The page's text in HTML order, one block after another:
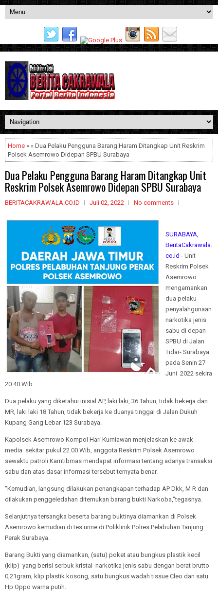
Home » » Dua Pelaku Pengguna Barang Haram Ditangkap Unit Reskrim
Polsek Asemrowo Didepan SPBU Surabaya
Dua Pelaku Pengguna Barang Haram Ditangkap Unit
Reskrim Polsek Asemrowo Didepan SPBU Surabaya
BERITACAKRAWALA.CO.ID Juli 02, 2022 No comments
SURABAYA,
BeritaCakrawala.
co.id - Unit
Reskrim Polsek
Asemrowo
mengamankan
dua pelaku
penyalahgunaan
narkotika jenis
sabu di depan
SPBU di Jalan
Tidar- Surabaya
pada Senin 27
Juni 2022 sekira
20.40 Wib.
Dua pelaku yang diketahui inisial AP, laki laki, 36 Tahun, tidak bekerja dan
MR, laki laki 18 Tahun, tidak bekerja ke duanya tinggal di Jalan Dukuh
Kupang Gang Lebar 123 Surabaya.
Kapolsek Asemrowo Kompol Hari Kurniawan menjelaskan ke awak
media sekitar pukul 22.00 Wib, anggota Reskrim Polsek Asemrowo
sewaktu patroli Kamtibmas mendapat informasi tentang adanya transaksi
sabu dan atas dasar informasi tersebut ternyata benar.
"Kemudian, langsung dilakukan penangkapan terhadap AP Dkk, M R dan
dilakukan penggeledahan ditemukan barang bukti Narkoba,"tegasnya.
Selanjutnya tersangka beserta barang buktinya diamankan di Polsek
Asemrowo kemudian di tes urine di Poliklinik Polres Pelabuhan Tanjung
Perak Surabaya.
Barang Bukti yang diamankan, (satu) poket atau bungkus plastik kecil
(klip) yang berisi serbuk kristal narkotika jenis sabu dengan berat brutto
0,21gram, klip plastik kosong, satu bungkus wadah tissue Cleo dan satu
Hp Oppo warna putih.